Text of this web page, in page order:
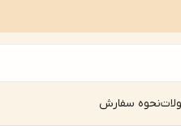
نحوه سفارش